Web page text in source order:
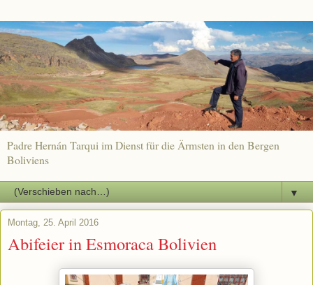
Padre Hernán Tarqui im Dienst für die Ärmsten in den Bergen
Boliviens
▼
Montag, 25. April 2016
Abifeier in Esmoraca Bolivien